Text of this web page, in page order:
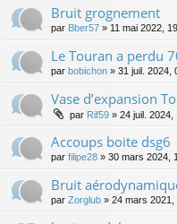
Bruit grognement
par Bber57 » 11 mai 2022,
Le Touran a perdu
par bobichon » 31 juil. 2024,
Vase d’expansion
par Rif59 » 24 juil. 2024,
Accoups boite dsg6
par filipe28 » 30 mars 2024,
Bruit
par Zorglub » 24 mars 2021,